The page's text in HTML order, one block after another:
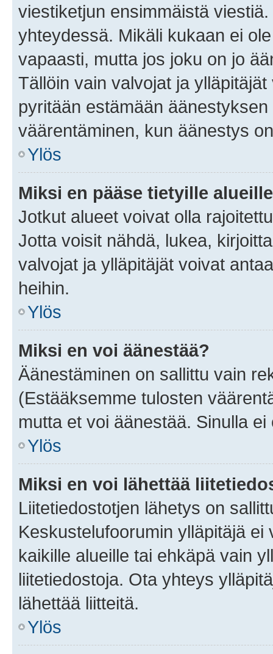
viestiketjun ensimmäistä
yhteydessä. Mikäli kukaan ei
vapaasti, mutta jos joku on jo
Tällöin vain valvojat ja
pyritään estämään
väärentäminen, kun äänestys
Ylös
Miksi en pääse tietyille
Jotkut alueet voivat olla
Jotta voisit nähdä, lukea,
valvojat ja ylläpitäjät voivat
heihin.
Ylös
Miksi en voi äänestää?
Äänestäminen on sallittu vain
(Estääksemme tulosten
mutta et voi äänestää. Sinulla
Ylös
Miksi en voi lähettää
Liitetiedostotjen lähetys on
Keskustelufoorumin ylläpitäjä
kaikille alueille tai ehkäpä vain
liitetiedostoja. Ota yhteys
lähettää liitteitä.
Ylös